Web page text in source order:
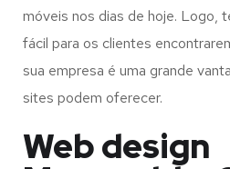
móveis nos dias de hoje. Logo,
fácil para os clientes
sua empresa é uma grande
sites podem oferecer.
Web design